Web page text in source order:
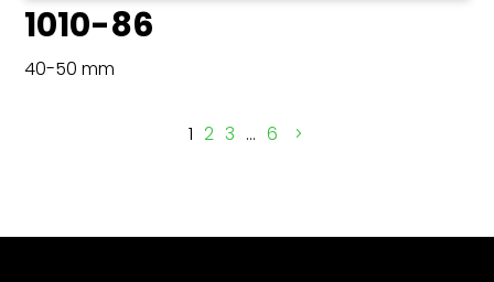
1010-86
40-50 mm
1 2 3 … 6